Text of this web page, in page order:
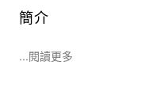
簡介
...閱讀更多